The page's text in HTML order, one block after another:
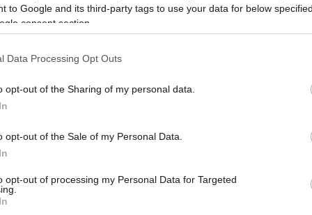
to Google and its third-party tags to use your data for below
consent section.
Data Processing Opt Outs
opt-out of the Sharing of my personal data.
opt-out of the Sale of my Personal Data.
opt-out of processing my Personal Data for Targeted
pályázat benyújtásával egyidejűleg kell befizetnie
(OTP 11705008-20117689). A pályázónak a
igazoló bizonylatot is (megjelölve rajta
történő befizetés esetén a pályázónál
az utalási megbízás másolatát, elektronikus
Több pályázat együttes benyújtása
külön kérik megfizetni.